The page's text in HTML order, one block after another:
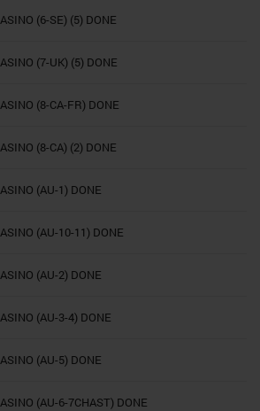
(6-SE) (5) DONE
(7-UK) (5) DONE
(8-CA-FR) DONE
(8-CA) (2) DONE
(AU-1) DONE
(AU-10-11) DONE
(AU-2) DONE
(AU-3-4) DONE
(AU-5) DONE
(AU-6-7CHAST) DONE